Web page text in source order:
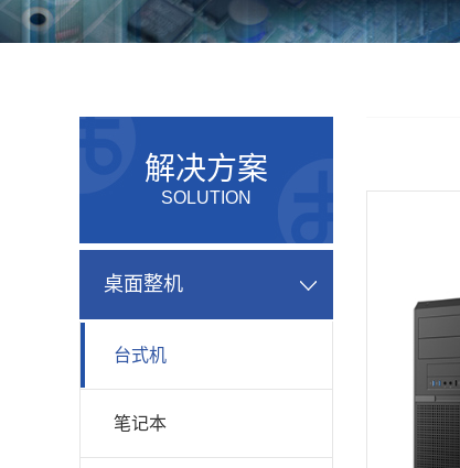
解决方案
SOLUTION
桌面整机
台式机
笔记本